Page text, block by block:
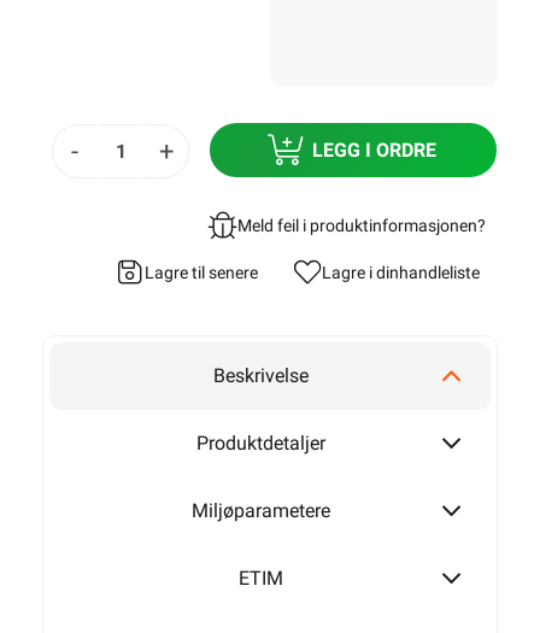
- + LEGG I ORDRE
Meld feil i produktinformasjonen?
Lagre til senere Lagre i dinhandleliste
Beskrivelse
Produktdetaljer
Miljøparametere
ETIM